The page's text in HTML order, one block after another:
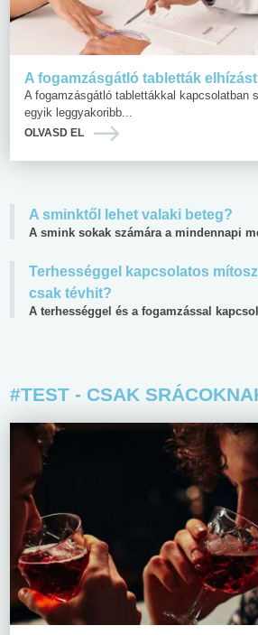
A fogamzásgátló tabletták
A fogamzásgátló tablettákkal kapcsolatban
egyik leggyakoribb...
OLVASD EL
A sminktől lehet valaki beteg?
A smink sokak számára a mindennapi
Terhességgel kapcsolatos
csak tévhit?
A terhességgel és a fogamzással
#TEST - CSAK